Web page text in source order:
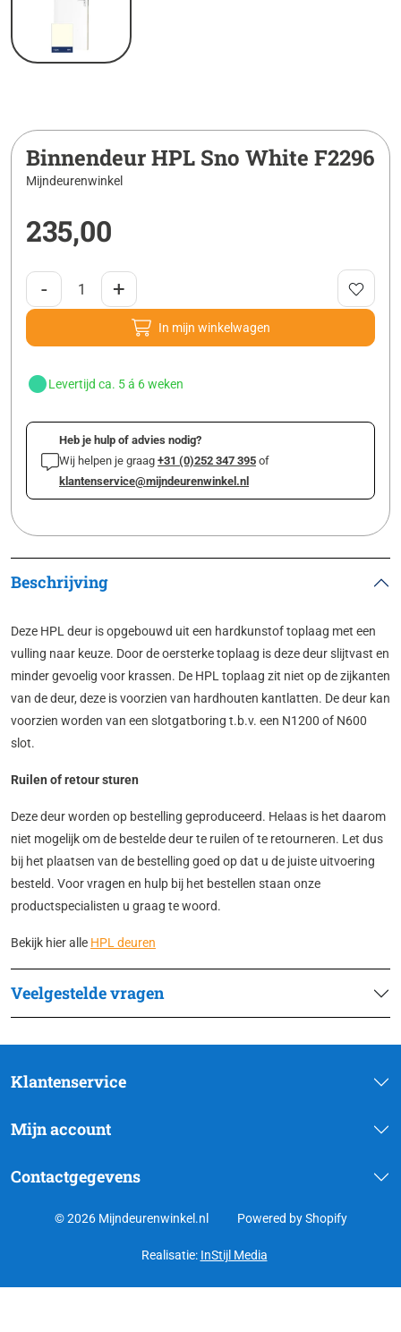
Binnendeur HPL Sno White F2296
Mijndeurenwinkel
235,00
- +
In mijn winkelwagen
Levertijd ca. 5 á 6 weken
Heb je hulp of advies nodig?
Wij helpen je graag +31 (0)252 347 395 of
klantenservice@mijndeurenwinkel.nl
Beschrijving
Deze HPL deur is opgebouwd uit een hardkunstof toplaag met een
vulling naar keuze. Door de oersterke toplaag is deze deur slijtvast en
minder gevoelig voor krassen. De HPL toplaag zit niet op de zijkanten
van de deur, deze is voorzien van hardhouten kantlatten. De deur kan
voorzien worden van een slotgatboring t.b.v. een N1200 of N600
slot.
Ruilen of retour sturen
Deze deur worden op bestelling geproduceerd. Helaas is het daarom
niet mogelijk om de bestelde deur te ruilen of te retourneren. Let dus
bij het plaatsen van de bestelling goed op dat u de juiste uitvoering
besteld. Voor vragen en hulp bij het bestellen staan onze
productspecialisten u graag te woord.
Bekijk hier alle HPL deuren
Veelgestelde vragen
Klantenservice
Mijn account
Contactgegevens
© 2026 Mijndeurenwinkel.nl Powered by Shopify
Realisatie: InStijl Media